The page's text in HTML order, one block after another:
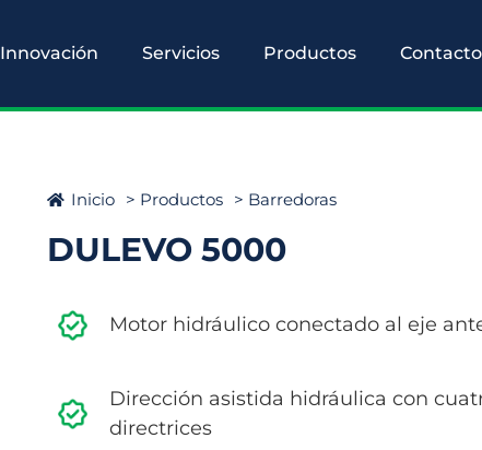
Innovación Servicios Productos Contacto
Inicio > Productos > Barredoras
DULEVO 5000
Motor hidráulico conectado al eje
Dirección asistida hidráulica con
directrices